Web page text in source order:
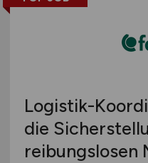
Logistik-
die
reibungslosen